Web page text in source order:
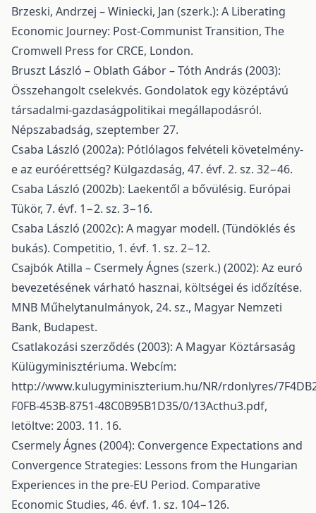
Brzeski, Andrzej – Winiecki, Jan (szerk.): A Liberating
Economic Journey: Post-Communist Transition, The
Cromwell Press for CRCE, London.
Bruszt László – Oblath Gábor – Tóth András (2003):
Összehangolt cselekvés. Gondolatok egy középtávú
társadalmi-gazdaságpolitikai megállapodásról.
Népszabadság, szeptember 27.
Csaba László (2002a): Pótlólagos felvételi követelmény-
e az euróérettség? Külgazdaság, 47. évf. 2. sz. 32−46.
Csaba László (2002b): Laekentől a bővülésig. Európai
Tükör, 7. évf. 1−2. sz. 3−16.
Csaba László (2002c): A magyar modell. (Tündöklés és
bukás). Competitio, 1. évf. 1. sz. 2−12.
Csajbók Atilla – Csermely Ágnes (szerk.) (2002): Az euró
bevezetésének várható hasznai, költségei és időzítése.
MNB Műhelytanulmányok, 24. sz., Magyar Nemzeti
Bank, Budapest.
Csatlakozási szerződés (2003): A Magyar Köztársaság
Külügyminisztériuma. Webcím:
http://www.kulugyminiszterium.hu/NR/rdonlyres/
F0FB-453B-8751-48C0B95B1D35/0/13Acthu3.pdf,
letöltve: 2003. 11. 16.
Csermely Ágnes (2004): Convergence Expectations and
Convergence Strategies: Lessons from the Hungarian
Experiences in the pre-EU Period. Comparative
Economic Studies, 46. évf. 1. sz. 104−126.